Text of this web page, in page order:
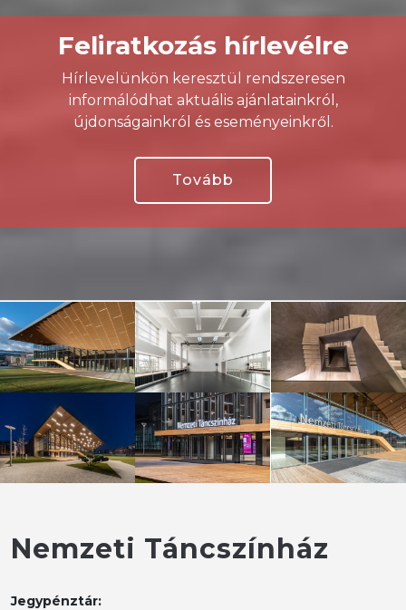
Feliratkozás hírlevélre
Hírlevelünkön keresztül rendszeresen
informálódhat aktuális ajánlatainkról,
újdonságainkról és eseményeinkről.
Tovább
Nemzeti Táncszínház
Jegypénztár: